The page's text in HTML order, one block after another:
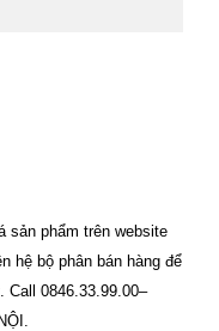
sản phẩm trên website
hệ bộ phân bán hàng để
0846.33.99.00–